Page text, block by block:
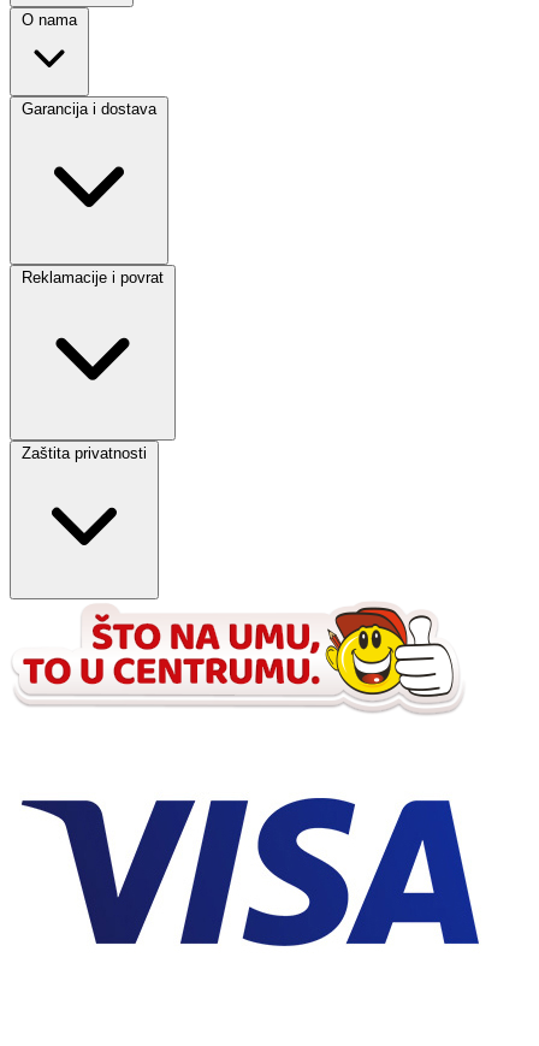
O nama
Garancija i dostava
Reklamacije i povrat
Zaštita privatnosti